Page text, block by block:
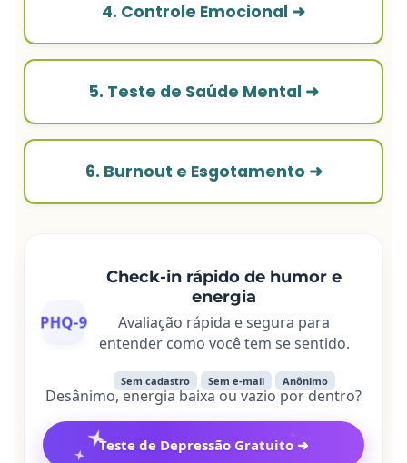
4. Controle Emocional ➜
5. Teste de Saúde Mental ➜
6. Burnout e Esgotamento ➜
PHQ-9
Check-in rápido de humor e
energia
Avaliação rápida e segura para
entender como você tem se sentido.
Sem cadastro Sem e-mail Anônimo
Desânimo, energia baixa ou vazio por dentro?
Teste de Depressão Gratuito ➜